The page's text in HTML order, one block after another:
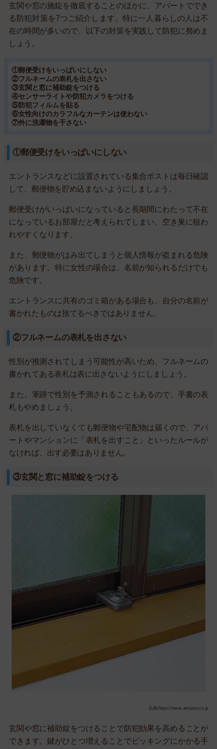
玄関や窓の施錠を徹底することのほかに、アパートででき
る防犯対策を7つご紹介します。特に一人暮らしの人は不
在の時間が多いので、以下の対策を実践して防犯に努めま
しょう。
①郵便受けをいっぱいにしない
②フルネームの表札を出さない
③玄関と窓に補助錠をつける
④センサーライトや防犯カメラをつける
⑤防犯フィルムを貼る
⑥女性向けのカラフルなカーテンは使わない
⑦外に洗濯物を干さない
①郵便受けをいっぱいにしない
エントランスなどに設置されている集合ポストは毎日確認
して、郵便物を貯め込まないようにしましょう。
郵便受けがいっぱいになっていると長期間にわたって不在
になっているお部屋だと考えられてしまい、空き巣に狙わ
れやすくなります。
また、郵便物がはみ出てしまうと個人情報が盗まれる危険
があります。特に女性の場合は、名前が知られるだけでも
危険です。
エントランスに共有のゴミ箱がある場合も、自分の名前が
書かれたものは捨てるべきではありません。
②フルネームの表札を出さない
性別が推測されてしまう可能性が高いため、フルネームの
書かれてある表札は表に出さないようにしましょう。
また、筆跡で性別を予測されることもあるので、手書の表
札もやめましょう。
表札を出していなくても郵便物や宅配物は届くので、アパ
ートやマンションに「表札を出すこと」といったルールが
なければ、出す必要はありません。
③玄関と窓に補助錠をつける
出典:https://www.amazon.co.jp
玄関や窓に補助錠をつけることで防犯効果を高めることが
できます。鍵がひとつ増えることでピッキングにかかる手